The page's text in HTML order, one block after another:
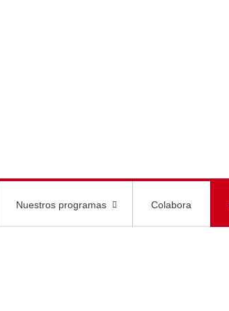
Nuestros programas Colabora